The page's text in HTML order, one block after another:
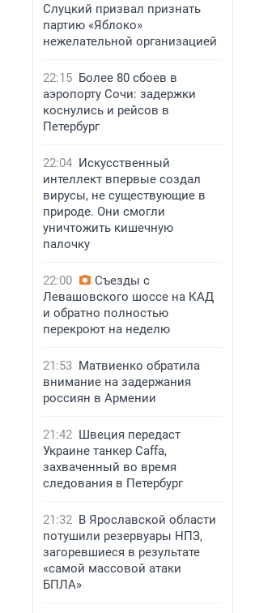
Слуцкий призвал признать
партию «Яблоко»
нежелательной организацией
22:15 Более 80 сбоев в
аэропорту Сочи: задержки
коснулись и рейсов в
Петербург
22:04 Искусственный
интеллект впервые создал
вирусы, не существующие в
природе. Они смогли
уничтожить кишечную
палочку
22:00
Съезды с
Левашовского шоссе на КАД
и обратно полностью
перекроют на неделю
21:53 Матвиенко обратила
внимание на задержания
россиян в Армении
21:42 Швеция передаст
Украине танкер Caffa,
захваченный во время
следования в Петербург
21:32 В Ярославской области
потушили резервуары НПЗ,
загоревшиеся в результате
«самой массовой атаки
БПЛА»